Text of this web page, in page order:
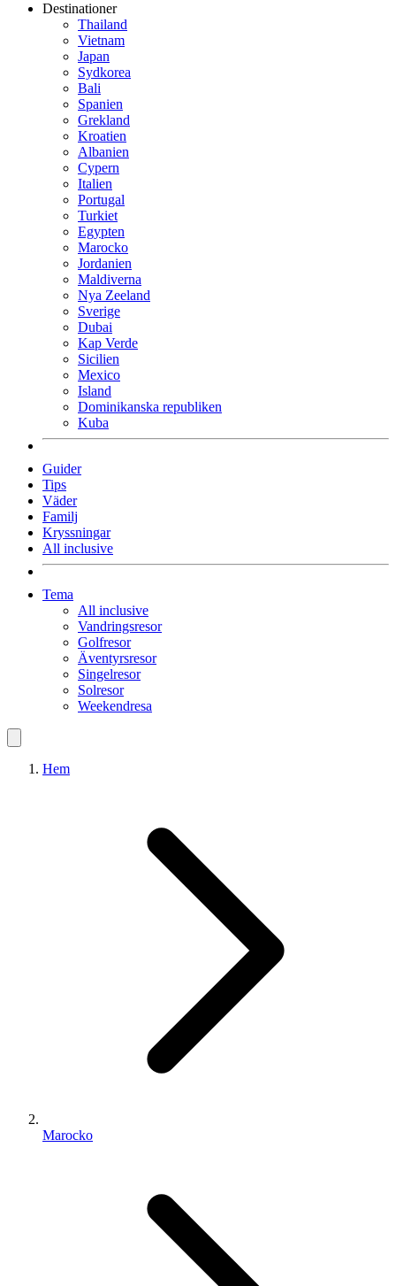
Destinationer
Thailand
Vietnam
Japan
Sydkorea
Bali
Spanien
Grekland
Kroatien
Albanien
Cypern
Italien
Portugal
Turkiet
Egypten
Marocko
Jordanien
Maldiverna
Nya Zeeland
Sverige
Dubai
Kap Verde
Sicilien
Mexico
Island
Dominikanska republiken
Kuba
Guider
Tips
Väder
Familj
Kryssningar
All inclusive
Tema
All inclusive
Vandringsresor
Golfresor
Äventyrsresor
Singelresor
Solresor
Weekendresa
Hem
Marocko